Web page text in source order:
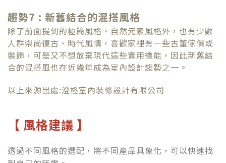
趨勢7 : 新舊結合的混搭風格
除了前面提到的極簡風格、自然元素風格外，也有少數
人群崇尚復古、時代風情，喜歡家裡有一些古董傢俱或
裝飾，可是又不想放棄現代這些實用機能，因此新舊結
合的混搭風也在近幾年成為室內設計趨勢之一。
以上來源出處:澄格室內裝修設計有限公司
【 風格建議 】
透過不同風格的選配，將不同產品具象化，可以快速找